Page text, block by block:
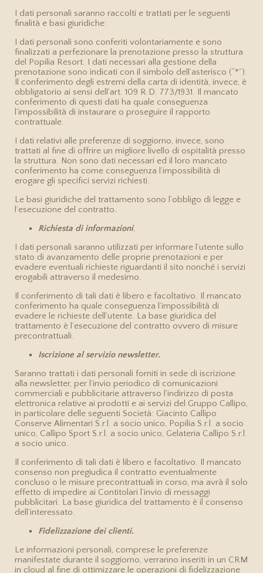
I dati personali saranno raccolti e trattati per le seguenti
finalità e basi giuridiche:
I dati personali sono conferiti volontariamente e sono
finalizzati a perfezionare la prenotazione presso la struttura
del Popilia Resort. I dati necessari alla gestione della
prenotazione sono indicati con il simbolo dell’asterisco (“*”).
Il conferimento degli estremi della carta di identità, invece, è
obbligatorio ai sensi dell’art. 109 R.D. 773/1931. Il mancato
conferimento di questi dati ha quale conseguenza
l’impossibilità di instaurare o proseguire il rapporto
contrattuale.
I dati relativi alle preferenze di soggiorno, invece, sono
trattati al fine di offrire un migliore livello di ospitalità presso
la struttura. Non sono dati necessari ed il loro mancato
conferimento ha come conseguenza l’impossibilità di
erogare gli specifici servizi richiesti.
Le basi giuridiche del trattamento sono l’obbligo di legge e
l’esecuzione del contratto.
Richiesta di informazioni.
I dati personali saranno utilizzati per informare l’utente sullo
stato di avanzamento delle proprie prenotazioni e per
evadere eventuali richieste riguardanti il sito nonché i servizi
erogabili attraverso il medesimo.
Il conferimento di tali dati è libero e facoltativo. Il mancato
conferimento ha quale conseguenza l’impossibilità di
evadere le richieste dell’utente. La base giuridica del
trattamento è l’esecuzione del contratto ovvero di misure
precontrattuali.
Iscrizione al servizio newsletter.
Saranno trattati i dati personali forniti in sede di iscrizione
alla newsletter, per l’invio periodico di comunicazioni
commerciali e pubblicitarie attraverso l’indirizzo di posta
elettronica relative ai prodotti e ai servizi del Gruppo Callipo,
in particolare delle seguenti Società: Giacinto Callipo
Conserve Alimentari S.r.l. a socio unico, Popilia S.r.l. a socio
unico, Callipo Sport S.r.l. a socio unico, Gelateria Callipo S.r.l.
a socio unico.
Il conferimento di tali dati è libero e facoltativo. Il mancato
consenso non pregiudica il contratto eventualmente
concluso o le misure precontrattuali in corso, ma avrà il solo
effetto di impedire ai Contitolari l’invio di messaggi
pubblicitari. La base giuridica del trattamento è il consenso
dell’interessato.
Fidelizzazione dei clienti.
Le informazioni personali, comprese le preferenze
manifestate durante il soggiorno, verranno inseriti in un CRM
in cloud al fine di ottimizzare le operazioni di fidelizzazione